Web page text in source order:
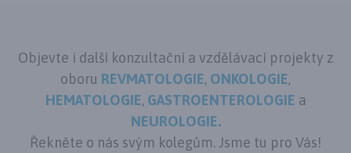
Objevte i další konzultační a vzdělávací projekty z
oboru REVMATOLOGIE, ONKOLOGIE,
HEMATOLOGIE, GASTROENTEROLOGIE a
NEUROLOGIE.
Řekněte o nás svým kolegům. Jsme tu pro Vás!